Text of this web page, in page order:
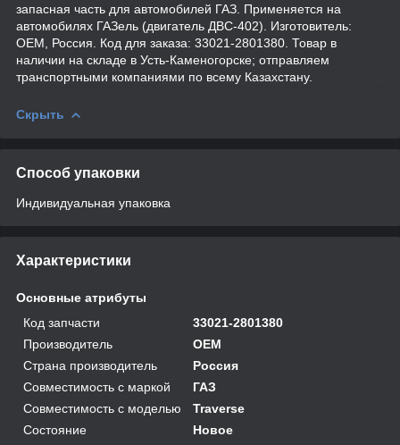
запасная часть для автомобилей ГАЗ. Применяется на
автомобилях ГАЗель (двигатель ДВС-402). Изготовитель:
OEM, Россия. Код для заказа: 33021-2801380. Товар в
наличии на складе в Усть-Каменогорске; отправляем
транспортными компаниями по всему Казахстану.
Скрыть
Способ упаковки
Индивидуальная упаковка
Характеристики
Основные атрибуты
Код запчасти
33021-2801380
Производитель
OEM
Страна производитель
Россия
Совместимость с маркой
ГАЗ
Совместимость с моделью
Traverse
Состояние
Новое